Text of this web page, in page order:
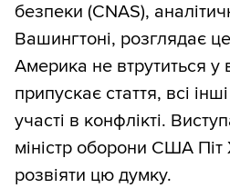
безпеки (CNAS),
Вашингтоні, розглядає
Америка не втрутиться у
припускає стаття, всі
участі в конфлікті.
міністр оборони США Піт
розвіяти цю думку.